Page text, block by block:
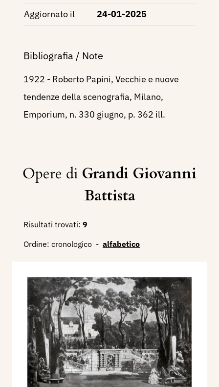
Aggiornato il
24-01-2025
Bibliografia / Note
1922 - Roberto Papini, Vecchie e nuove
tendenze della scenografia, Milano,
Emporium, n. 330 giugno, p. 362 ill.
Opere di Grandi Giovanni
Battista
Risultati trovati: 9
Ordine: cronologico - alfabetico